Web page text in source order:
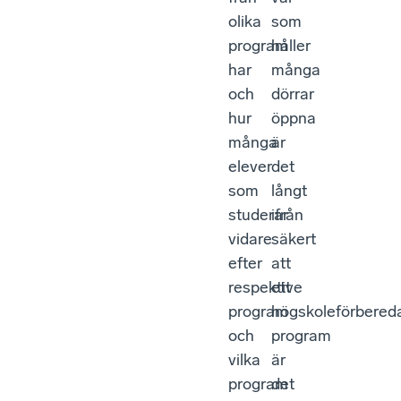
olika
program
har
och
hur
många
elever
som
studerar
vidare
efter
respektive
program
och
vilka
program
som
håller
många
dörrar
öppna
är
det
långt
ifrån
säkert
att
ett
program
är
det